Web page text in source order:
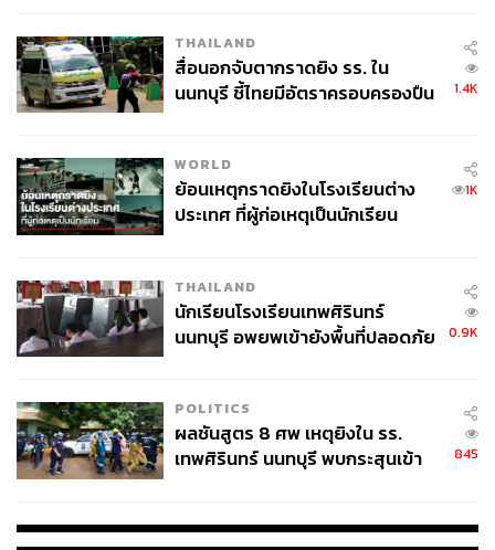
THAILAND
สื่อนอกจับตากราดยิง รร. ใน
นนทบุรี ชี้ไทยมีอัตราครอบครองปืน
1.4K
WORLD
ย้อนเหตุกราดยิงในโรงเรียนต่าง
ประเทศ ที่ผู้ก่อเหตุเป็นนักเรียน
1K
THAILAND
นักเรียนโรงเรียนเทพศิรินทร์
นนทบุรี อพยพเข้ายังพื้นที่ปลอดภัย
0.9K
POLITICS
ผลชันสูตร 8 ศพ เหตุยิงใน รร.
เทพศิรินทร์ นนทบุรี พบกระสุนเข้า
845